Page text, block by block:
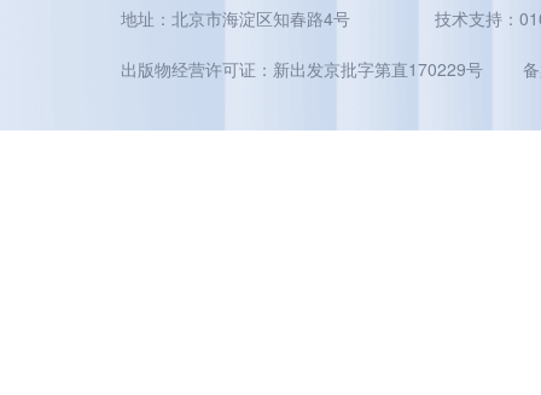
地址：北京市海淀区知春路4号 技术支持：
出版物经营许可证：新出发京批字第直170229号